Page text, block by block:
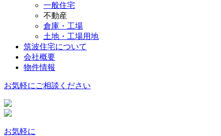
一般住宅
不動産
倉庫・工場
土地・工場用地
筑波住宅について
会社概要
物件情報
お気軽に ご相談ください
お気軽に